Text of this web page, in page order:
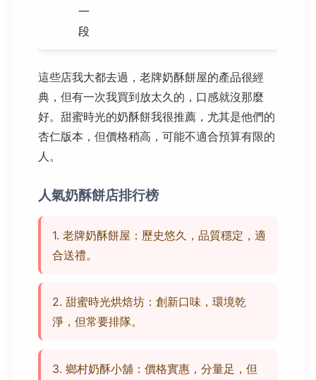
一
段
這些店我大都去過，老牌奶酥餅屋的產品很經
典，但有一次我買到放太久的，口感就沒那麼
好。甜蜜時光的奶酥餅我很推薦，尤其是他們的
杏仁版本，但價格稍高，可能不適合預算有限的
人。
人氣奶酥餅店排行榜
1. 老牌奶酥餅屋：歷史悠久，品質穩定，適
合送禮。
2. 甜蜜時光烘焙坊：創新口味，環境乾
淨，但常要排隊。
3. 鄉村奶酥小舖：價格實惠，分量足，但